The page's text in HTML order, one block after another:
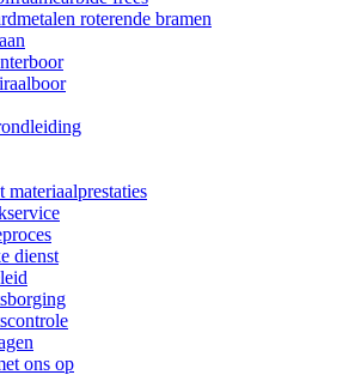
roterende bramen
materiaalprestaties
dienst
ons op